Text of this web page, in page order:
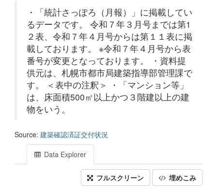
・「統計さっぽろ（月報）」に掲載してい
るデータです。 令和７年３月号までは第1
２表、令和７年４月号からは第１１表に掲
載しております。 ※令和７年４月号から表
番号が変更となっております。 ・資料提
供元は、札幌市都市局建築指導部管理課で
す。 ＜表中の注釈＞ ・「マンション等」
は、床面積500㎡以上かつ３階建以上の建
物をいう。
Source: 建築確認済証交付状況
Data Explorer
フルスクリーン 埋めこみ